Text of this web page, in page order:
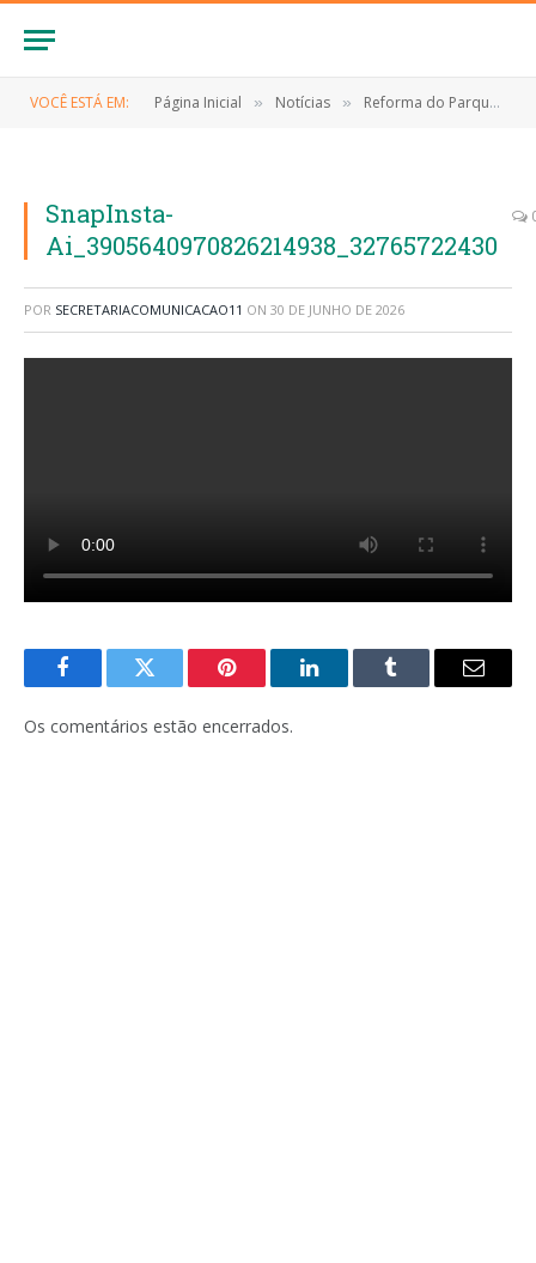
VOCÊ ESTÁ EM: Página Inicial » Notícias » Reforma do Parque Ambiental
SnapInsta-
Ai_3905640970826214938_32765722430
POR SECRETARIACOMUNICACAO11 ON 30 DE JUNHO DE 2026
FacebookTwitter Pinterest LinkedInTumblr
E-
Os comentários estão encerrados.